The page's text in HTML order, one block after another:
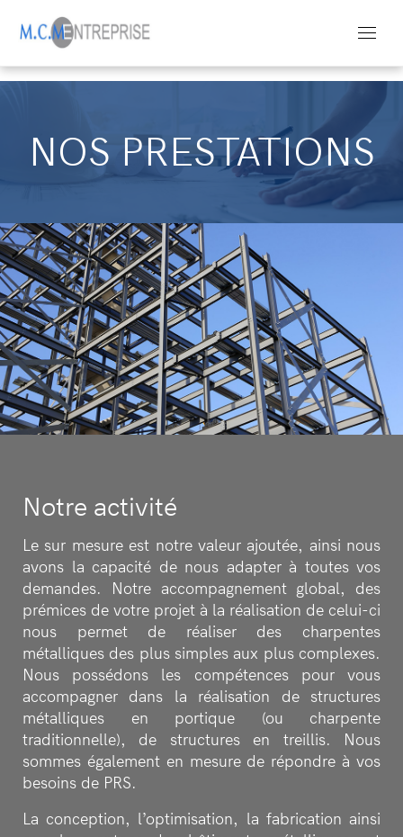
NOS PRESTATIONS
Notre activité
Le sur mesure est notre valeur ajoutée, ainsi nous
avons la capacité de nous adapter à toutes vos
demandes. Notre accompagnement global, des
prémices de votre projet à la réalisation de celui-ci
nous permet de réaliser des charpentes
métalliques des plus simples aux plus complexes.
Nous possédons les compétences pour vous
accompagner dans la réalisation de structures
métalliques en portique (ou charpente
traditionnelle), de structures en treillis. Nous
sommes également en mesure de répondre à vos
besoins de PRS.
La conception, l’optimisation, la fabrication ainsi